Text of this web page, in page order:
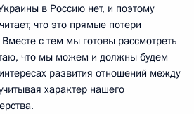
в Россию нет, и поэтому
что это прямые потери
с тем мы готовы рассмотреть
что мы можем и должны будем
развития отношений между
характер нашего